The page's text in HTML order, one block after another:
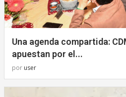
Una agenda compartida:
apuestan por el...
por user